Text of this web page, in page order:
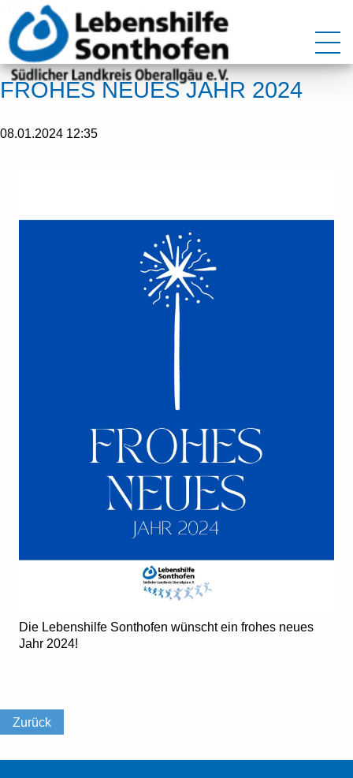
FROHES NEUES JAHR 2024
08.01.2024 12:35
Die Lebenshilfe Sonthofen wünscht ein frohes neues
Jahr 2024!
Zurück